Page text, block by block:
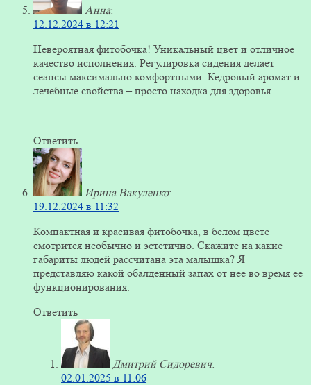
Анна:
12.12.2024 в 12:21
Невероятная фитобочка! Уникальный цвет и отличное
качество исполнения. Регулировка сидения делает
сеансы максимально комфортными. Кедровый аромат и
лечебные свойства – просто находка для здоровья.
Ответить
Ирина Вакуленко:
19.12.2024 в 11:32
Компактная и красивая фитобочка, в белом цвете
смотрится необычно и эстетично. Скажите на какие
габариты людей рассчитана эта малышка? Я
представляю какой обалденный запах от нее во время ее
функционирования.
Ответить
Дмитрий Сидоревич:
02.01.2025 в 11:06